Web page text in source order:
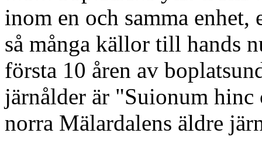
inom en och samma
så många källor till hands
första 10 åren av
järnålder är "Suionum
norra Mälardalens äldre